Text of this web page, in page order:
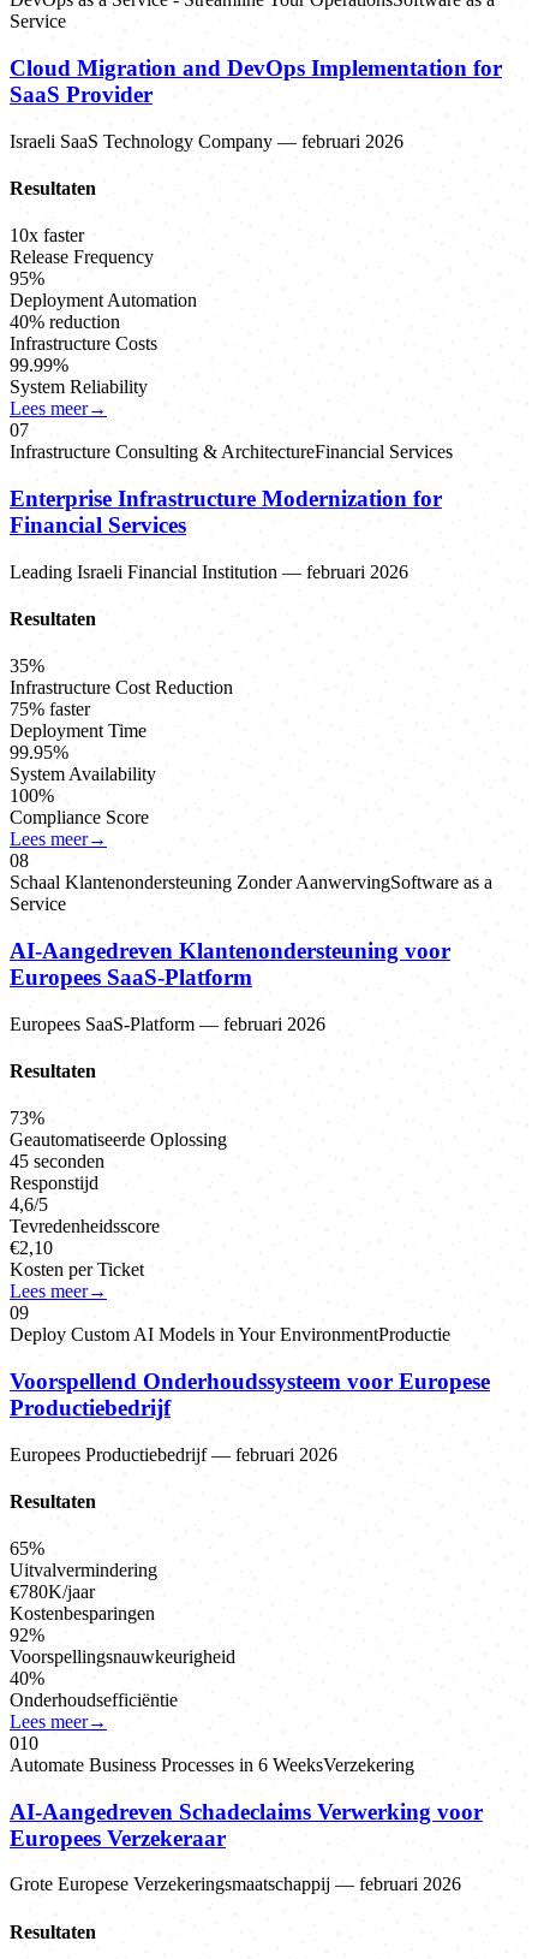
Service
Cloud Migration and DevOps Implementation for
SaaS Provider
Israeli SaaS Technology Company — februari 2026
Resultaten
10x faster
Release Frequency
95%
Deployment Automation
40% reduction
Infrastructure Costs
99.99%
System Reliability
Lees meer→
07
Infrastructure Consulting & ArchitectureFinancial Services
Enterprise Infrastructure Modernization for
Financial Services
Leading Israeli Financial Institution — februari 2026
Resultaten
35%
Infrastructure Cost Reduction
75% faster
Deployment Time
99.95%
System Availability
100%
Compliance Score
Lees meer→
08
Schaal Klantenondersteuning Zonder AanwervingSoftware as a
Service
AI-Aangedreven Klantenondersteuning voor
Europees SaaS-Platform
Europees SaaS-Platform — februari 2026
Resultaten
73%
Geautomatiseerde Oplossing
45 seconden
Responstijd
4,6/5
Tevredenheidsscore
€2,10
Kosten per Ticket
Lees meer→
09
Deploy Custom AI Models in Your EnvironmentProductie
Voorspellend Onderhoudssysteem voor Europese
Productiebedrijf
Europees Productiebedrijf — februari 2026
Resultaten
65%
Uitvalvermindering
€780K/jaar
Kostenbesparingen
92%
Voorspellingsnauwkeurigheid
40%
Onderhoudsefficiëntie
Lees meer→
010
Automate Business Processes in 6 WeeksVerzekering
AI-Aangedreven Schadeclaims Verwerking voor
Europees Verzekeraar
Grote Europese Verzekeringsmaatschappij — februari 2026
Resultaten